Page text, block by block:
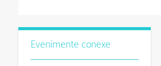
Evenimente conexe